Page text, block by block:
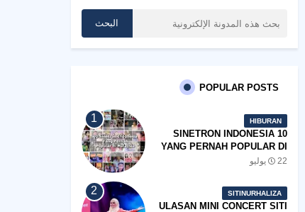
POPULAR POSTS
HIBURAN
10 SINETRON INDONESIA
YANG PERNAH POPULAR DI
MALAYSIA
22 يوليو
SITINURHALIZA
ULASAN MINI CONCERT SITI